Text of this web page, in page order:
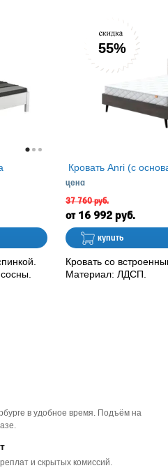
55%
Кровать Anri (с
цена
37 760 руб.
16 992 руб.
купить
Кровать со
Материал: ЛДСП.
в удобное время. Подъём на
и скрытых комиссий.